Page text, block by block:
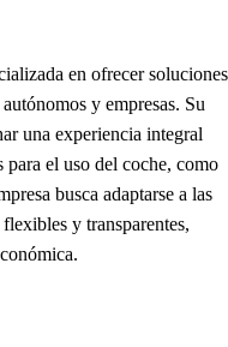
en ofrecer soluciones
y empresas. Su
una experiencia integral
el uso del coche, como
busca adaptarse a las
y transparentes,